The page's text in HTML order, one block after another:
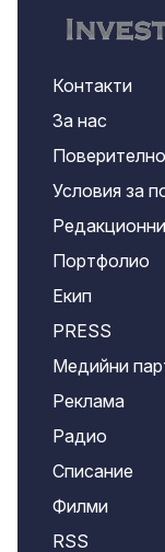
Контакти
За нас
Условия за
Портфолио
Екип
PRESS
Медийни
Реклама
Радио
Списание
Филми
RSS